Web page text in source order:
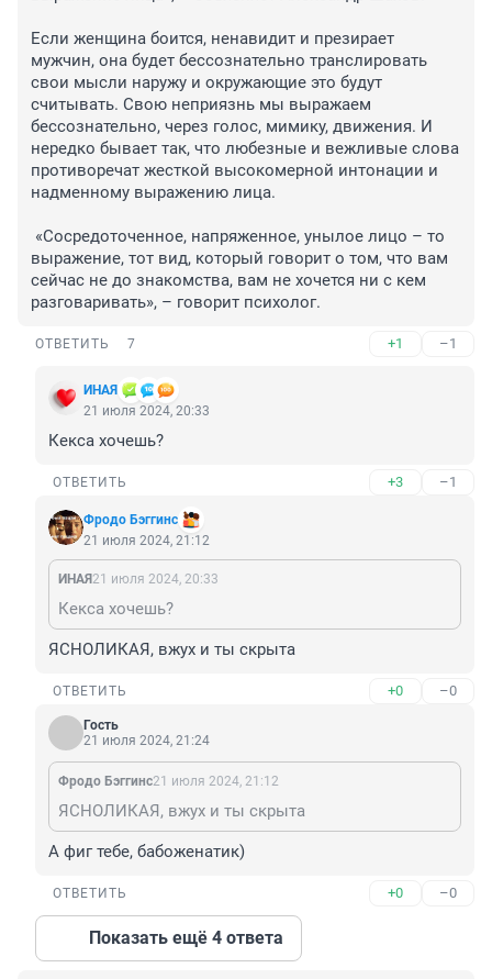
Если женщина боится, ненавидит и презирает
мужчин, она будет бессознательно транслировать
свои мысли наружу и окружающие это будут
считывать. Свою неприязнь мы выражаем
бессознательно, через голос, мимику, движения. И
нередко бывает так, что любезные и вежливые слова
противоречат жесткой высокомерной интонации и
надменному выражению лица.
«Сосредоточенное, напряженное, унылое лицо – то
выражение, тот вид, который говорит о том, что вам
сейчас не до знакомства, вам не хочется ни с кем
разговаривать», – говорит психолог.
ОТВЕТИТЬ 7 +1 –1
ИHАЯ
21 июля 2024, 20:33
Кекса хочешь?
ОТВЕТИТЬ +3 –1
Фродо Бэггинс
21 июля 2024, 21:12
ИHАЯ 21 июля 2024, 20:33
Кекса хочешь?
ЯСНОЛИКАЯ, вжух и ты скрыта
ОТВЕТИТЬ +0 –0
Гость
21 июля 2024, 21:24
Фродо Бэггинс21 июля 2024, 21:12
ЯСНОЛИКАЯ, вжух и ты скрыта
А фиг тебе, бабоженатик)
ОТВЕТИТЬ +0 –0
Показать ещё 4 ответа